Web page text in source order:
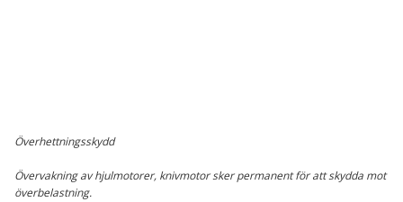
Överhettningsskydd
Övervakning av hjulmotorer, knivmotor sker permanent för att skydda mot
överbelastning.